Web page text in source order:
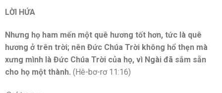
LỜI HỨA
Nhưng họ ham mến một quê hương tốt hơn, tức là quê
hương ở trên trời; nên Đức Chúa Trời không hổ thẹn mà
xưng mình là Đức Chúa Trời của họ, vì Ngài đã sắm sẵn
cho họ một thành. (Hê-bơ-rơ 11:16)